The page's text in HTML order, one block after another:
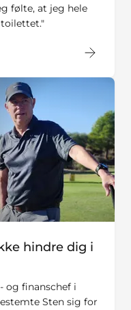
følte, at jeg hele
hindre dig i
og finanschef i
Sten sig for